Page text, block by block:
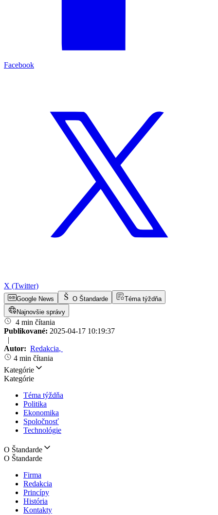
Facebook
X (Twitter)
Google News O Štandarde
Téma týždňa
Najnovšie správy
4 min čítania
Publikované: 2025-04-17 10:19:37
|
Autor: Redakcia,
4 min čítania
Kategórie
Kategórie
Téma týždňa
Politika
Ekonomika
Spoločnosť
Technológie
O Štandarde
O Štandarde
Firma
Redakcia
Princípy
História
Kontakty